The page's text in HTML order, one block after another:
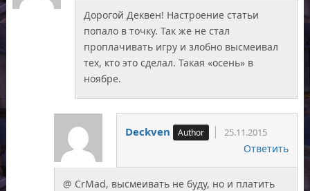
Дорогой Деквен! Настроение статьи
попало в точку. Так же не стал
проплачивать игру и злобно высмеивал
тех, кто это сделал. Такая «осень» в
ноябре.
Deckven 25.11.2015
Ответить
@ CrMad, высмеивать не буду, но и платить